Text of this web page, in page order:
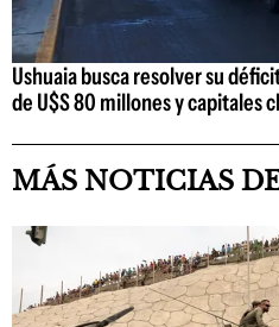
Ushuaia busca resolver su
de U$S 80 millones y capitales
MÁS NOTICIAS